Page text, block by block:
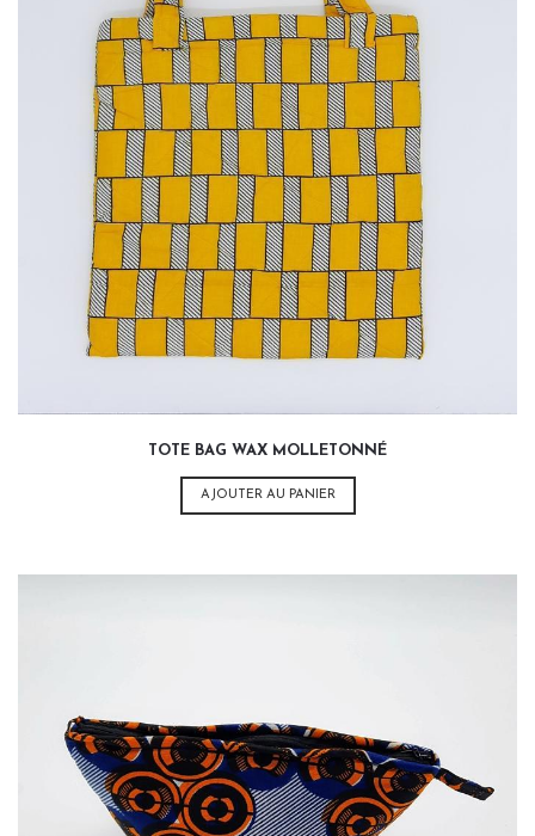
35,00€
TOTE BAG WAX MOLLETONNÉ
AJOUTER AU PANIER